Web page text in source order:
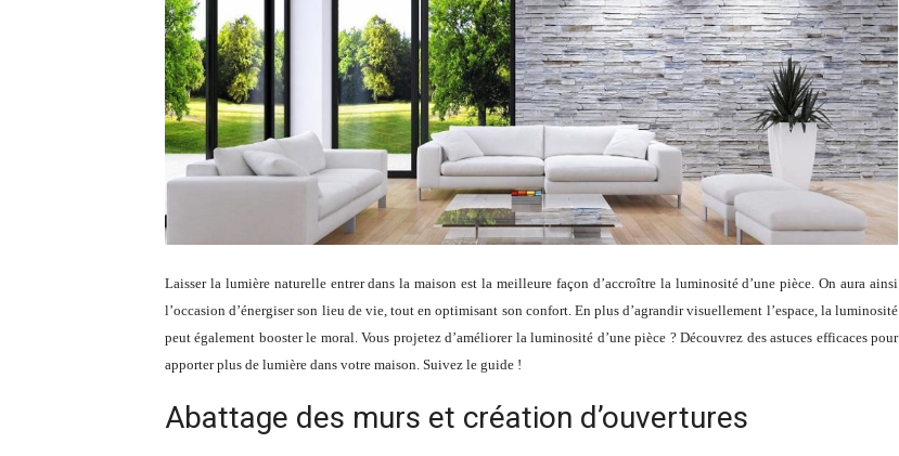
Laisser la lumière naturelle entrer dans la maison est la meilleure façon d’accroître la luminosité d’une pièce. On aura ainsi
l’occasion d’énergiser son lieu de vie, tout en optimisant son confort. En plus d’agrandir visuellement l’espace, la luminosité
peut également booster le moral. Vous projetez d’améliorer la luminosité d’une pièce ? Découvrez des astuces efficaces pour
apporter plus de lumière dans votre maison. Suivez le guide !
Abattage des murs et création d’ouvertures